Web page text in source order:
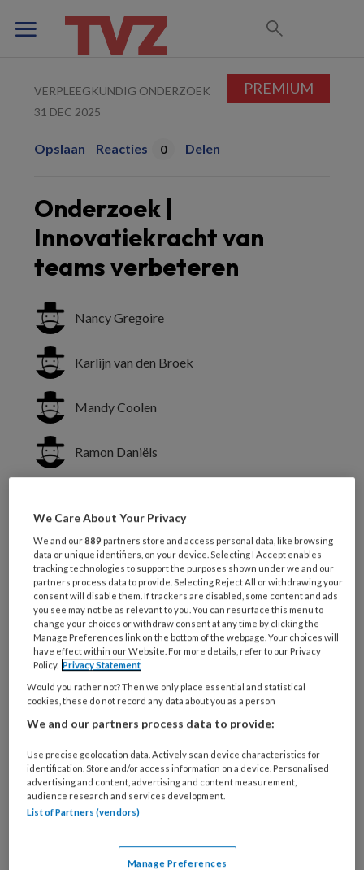
VERPLEEGKUNDIG ONDERZOEK
31 DEC 2025
Opslaan Reacties 0 Delen
Onderzoek |
Innovatiekracht van
teams verbeteren
Nancy Gregoire
Karlijn van den Broek
Mandy Coolen
Ramon Daniëls
innovatie verwacht. Verpleegkundigen
en verzorgenden spelen daarbij een
cruciale rol. Het Ontwikkelbord biedt
een gestructureerde aanpak om
innoveren samen vorm te geven. Hoe
ervaren ‘bordleiders’ de waarde en
hanteerbaarheid van het
Ontwikkelbord?
PREMIUM
We Care About Your Privacy
We and our889 partners store and access personal data, like browsing
data or unique identifiers, on your device. Selecting I Accept enables
tracking technologies to support the purposes shown under we and our
partners process data to provide. Selecting Reject All or withdrawing your
consent will disable them. If trackers are disabled, some content and ads
you see may not be as relevant to you. You can resurface this menu to
change your choices or withdraw consent at any time by clicking the
Manage Preferences link on the bottom of the webpage. Your choices will
have effect within our Website. For more details, refer to our Privacy
Policy. Privacy Statement
Would you rather not? Then we only place essential and statistical
cookies, these do not record any data about you as a person
We and our partners process data to provide:
Use precise geolocation data. Actively scan device characteristics for
identification. Store and/or access information on a device. Personalised
advertising and content, advertising and content measurement,
audience research and services development.
List of Partners (vendors)
Manage Preferences